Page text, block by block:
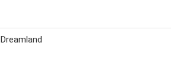
Dreamland